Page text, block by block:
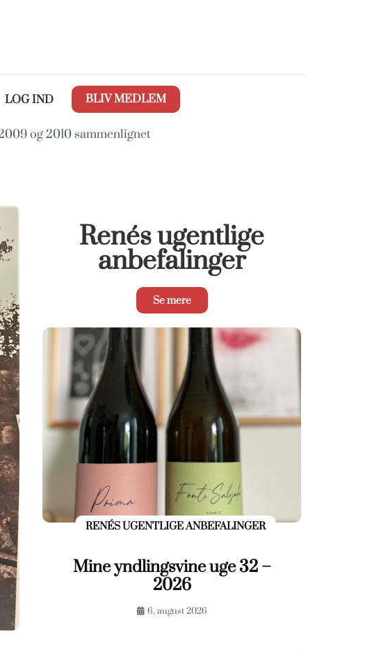
LOG IND BLIV MEDLEM
og 2010 sammenlignet
Renés ugentlige
anbefalinger
Se mere
RENÉS UGENTLIGE ANBEFALINGER
Mine yndlingsvine uge 32 –
2026
6. august 2026